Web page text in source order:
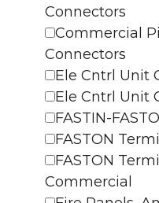
Connectors
Commercial
Connectors
Ele Cntrl Unit
Ele Cntrl Unit
FASTIN-
FASTON
FASTON
Commercial